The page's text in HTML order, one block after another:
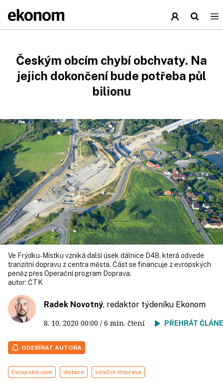
Českým obcím chybí obchvaty. Na
jejich dokončení bude potřeba půl
bilionu
Ve Frýdku-Místku vzniká další úsek dálnice D48, která odvede
tranzitní dopravu z centra města. Část se financuje z evropských
peněz přes Operační program Doprava.
autor: ČTK
Radek Novotný, redaktor týdeníku Ekonom
8. 10. 2020 00:00 / 6 min. čtení PŘEHRÁT
ODEBÍRAT AUTORA
Evropská unie dotace silniční doprava